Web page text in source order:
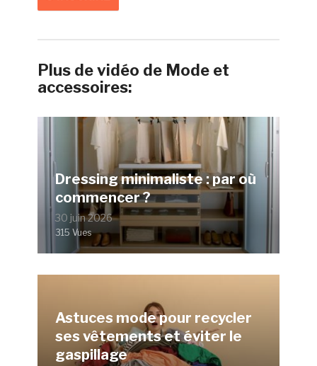
Plus de vidéo de Mode et
accessoires:
Dressing minimaliste : par où
commencer ?
30 juin 2026
315 Vues
Astuces mode pour recycler
ses vêtements et éviter le
gaspillage